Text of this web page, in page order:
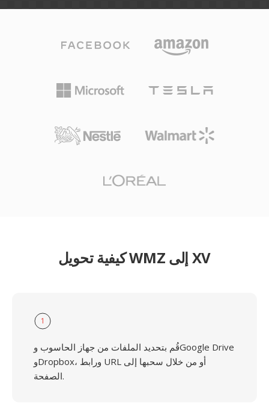
كيفية تحويل WMZ إلى XV
1
قُم بتحديد الملفات من جهاز الحاسوب وGoogle Drive
وDropbox، ورابط URL أو من خلال سحبها إلى
الصفحة.